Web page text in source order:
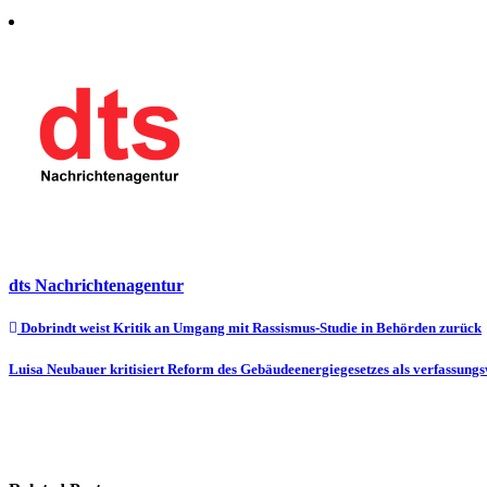
dts Nachrichtenagentur
Beitragsnavigation
Dobrindt weist Kritik an Umgang mit Rassismus-Studie in Behörden zurück
Luisa Neubauer kritisiert Reform des Gebäudeenergiegesetzes als